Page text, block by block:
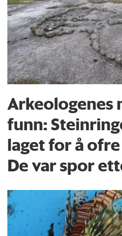
Arkeologenes
funn:
laget for å
De var spor